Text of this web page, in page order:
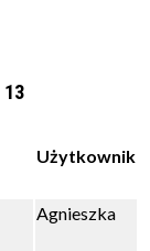
13
Użytkownik
Agnieszka